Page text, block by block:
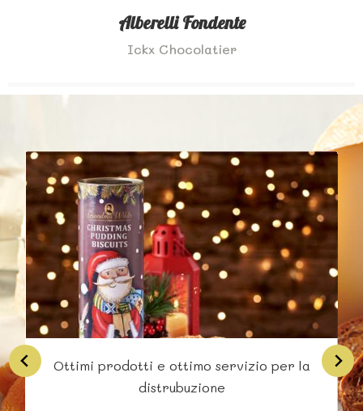
Alberelli Fondente
Ickx Chocolatier
Ottimi prodotti e ottimo servizio per la
distrubuzione